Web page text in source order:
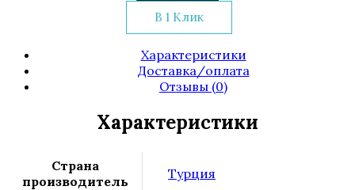
В 1 Клик
Характеристики
Доставка/оплата
Отзывы (0)
Характеристики
Страна
производитель
Турция